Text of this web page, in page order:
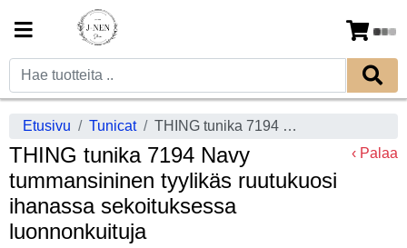
Etusivu Tunicat THING tunika 7194 Navy tummansininen tyylikäs ruutukuosi ihanassa sekoituksessa luonnonkuituja
THING tunika 7194 Navy
tummansininen tyylikäs ruutukuosi
ihanassa sekoituksessa
luonnonkuituja
‹ Palaa